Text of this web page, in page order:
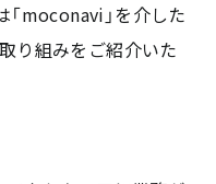
moconavi」を介した
り組みをご紹介いた